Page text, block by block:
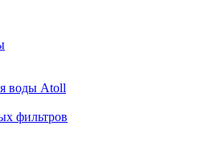
воды Atoll
фильтров